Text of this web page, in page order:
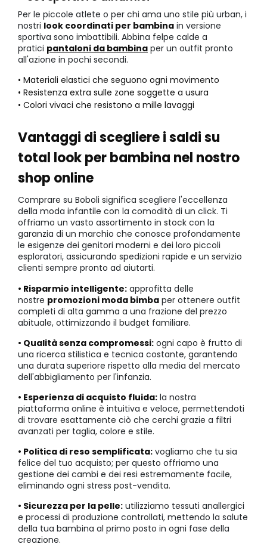
Per le piccole atlete o per chi ama uno stile più urban, i
nostri look coordinati per bambina in versione
sportiva sono imbattibili. Abbina felpe calde a
pratici pantaloni da bambina per un outfit pronto
all'azione in pochi secondi.
• Materiali elastici che seguono ogni movimento
• Resistenza extra sulle zone soggette a usura
• Colori vivaci che resistono a mille lavaggi
Vantaggi di scegliere i saldi su
total look per bambina nel nostro
shop online
Comprare su Boboli significa scegliere l'eccellenza
della moda infantile con la comodità di un click. Ti
offriamo un vasto assortimento in stock con la
garanzia di un marchio che conosce profondamente
le esigenze dei genitori moderni e dei loro piccoli
esploratori, assicurando spedizioni rapide e un servizio
clienti sempre pronto ad aiutarti.
• Risparmio intelligente: approfitta delle
nostre promozioni moda bimba per ottenere outfit
completi di alta gamma a una frazione del prezzo
abituale, ottimizzando il budget familiare.
• Qualità senza compromessi: ogni capo è frutto di
una ricerca stilistica e tecnica costante, garantendo
una durata superiore rispetto alla media del mercato
dell'abbigliamento per l'infanzia.
• Esperienza di acquisto fluida: la nostra
piattaforma online è intuitiva e veloce, permettendoti
di trovare esattamente ciò che cerchi grazie a filtri
avanzati per taglia, colore e stile.
• Politica di reso semplificata: vogliamo che tu sia
felice del tuo acquisto; per questo offriamo una
gestione dei cambi e dei resi estremamente facile,
eliminando ogni stress post-vendita.
• Sicurezza per la pelle: utilizziamo tessuti anallergici
e processi di produzione controllati, mettendo la salute
della tua bambina al primo posto in ogni fase della
creazione.